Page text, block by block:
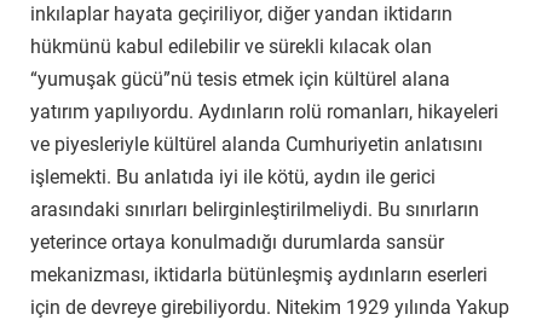
inkılaplar hayata geçiriliyor, diğer yandan iktidarın
hükmünü kabul edilebilir ve sürekli kılacak olan
“yumuşak gücü”nü tesis etmek için kültürel alana
yatırım yapılıyordu. Aydınların rolü romanları, hikayeleri
ve piyesleriyle kültürel alanda Cumhuriyetin anlatısını
işlemekti. Bu anlatıda iyi ile kötü, aydın ile gerici
arasındaki sınırları belirginleştirilmeliydi. Bu sınırların
yeterince ortaya konulmadığı durumlarda sansür
mekanizması, iktidarla bütünleşmiş aydınların eserleri
için de devreye girebiliyordu. Nitekim 1929 yılında Yakup